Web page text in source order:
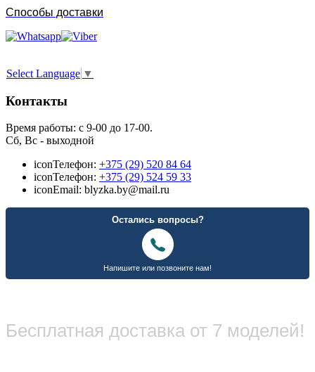
Способы доставки
Select Language ▼
Контакты
Время работы: с 9-00 до 17-00.
Сб, Вс - выходной
iconТелефон: +375 (29) 520 84 64
iconТелефон: +375 (29) 524 59 33
iconEmail: blyzka.by@mail.ru
Бесплатная доставка от 7 моделей!